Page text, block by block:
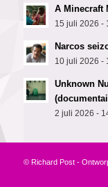
A Minecraft
15 juli 2026 -
Narcos
10 juli 2026 -
Unknown
2 juli 2026 -
© Richard Post -